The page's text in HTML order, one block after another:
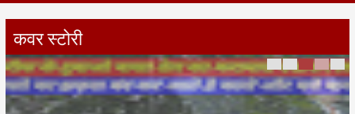
कवर स्टोरी